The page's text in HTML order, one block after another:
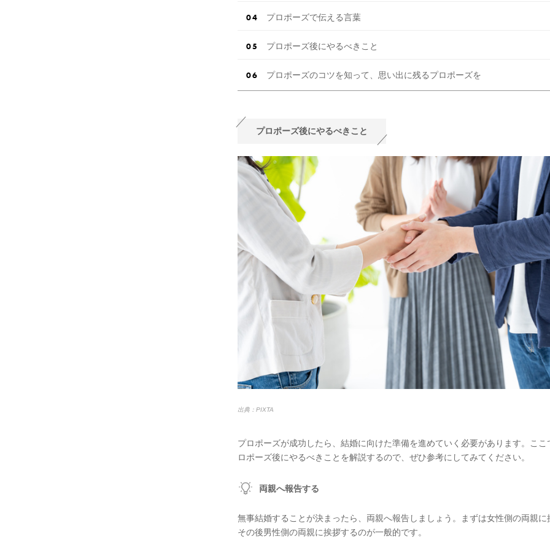
プロポーズで伝える言葉
プロポーズ後にやるべきこと
プロポーズのコツを知って、思い出に残るプロポーズを
プロポーズ後にやるべきこと
出典：PIXTA
プロポーズが成功したら、結婚に向けた準備を進めていく必要があります。ここ
ロポーズ後にやるべきことを解説するので、ぜひ参考にしてみてください。
両親へ報告する
無事結婚することが決まったら、両親へ報告しましょう。まずは女性側の両親に
その後男性側の両親に挨拶するのが一般的です。